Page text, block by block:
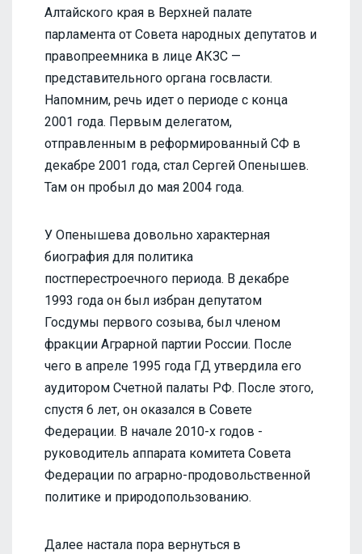
Алтайского края в Верхней палате
парламента от Совета народных депутатов и
правопреемника в лице АКЗС —
представительного органа госвласти.
Напомним, речь идет о периоде с конца
2001 года. Первым делегатом,
отправленным в реформированный СФ в
декабре 2001 года, стал Сергей Опенышев.
Там он пробыл до мая 2004 года.
У Опенышева довольно характерная
биография для политика
постперестроечного периода. В декабре
1993 года он был избран депутатом
Госдумы первого созыва, был членом
фракции Аграрной партии России. После
чего в апреле 1995 года ГД утвердила его
аудитором Счетной палаты РФ. После этого,
спустя 6 лет, он оказался в Совете
Федерации. В начале 2010-х годов -
руководитель аппарата комитета Совета
Федерации по аграрно-продовольственной
политике и природопользованию.
Далее настала пора вернуться в